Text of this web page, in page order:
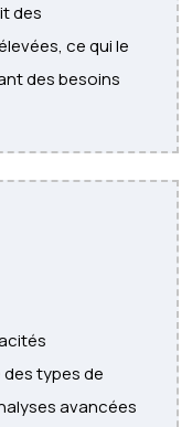
des
ce qui le
des besoins
types de
avancées